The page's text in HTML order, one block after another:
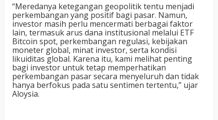
“Meredanya ketegangan geopolitik tentu menjadi
perkembangan yang positif bagi pasar. Namun,
investor masih perlu mencermati berbagai faktor
lain, termasuk arus dana institusional melalui ETF
Bitcoin spot, perkembangan regulasi, kebijakan
moneter global, minat investor, serta kondisi
likuiditas global. Karena itu, kami melihat penting
bagi investor untuk tetap memperhatikan
perkembangan pasar secara menyeluruh dan tidak
hanya berfokus pada satu sentimen tertentu,” ujar
Aloysia.